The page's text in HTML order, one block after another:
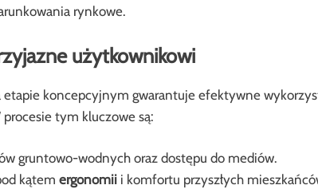
rynkowe.
użytkownikowi
etapie koncepcyjnym gwarantuje efektywne
tym kluczowe są:
gruntowo-wodnych oraz dostępu do mediów.
kątem ergonomiii komfortu przyszłych